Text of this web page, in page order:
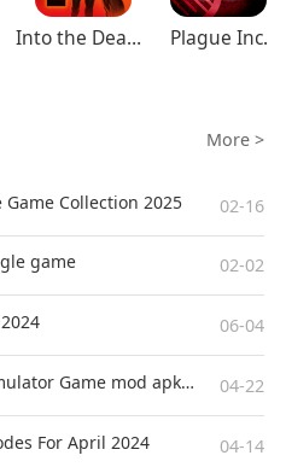
Into the Dead 2 Plague Inc.
More >
Collection 2025 02-16
game 02-02
06-04
Best Supermarket Simulator Game mod apk for Android 04-22
For April 2024 04-14